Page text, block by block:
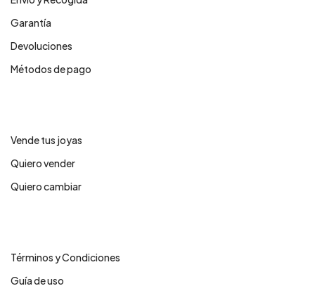
Garantía
Devoluciones
Métodos de pago
Vende tus joyas
Quiero vender
Quiero cambiar
Términos y Condiciones
Guía de uso